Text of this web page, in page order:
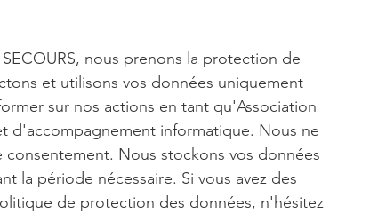
nous prenons la protection de
et utilisons vos données uniquement
sur nos actions en tant qu'Association
d'accompagnement informatique. Nous ne
Nous stockons vos données
la période nécessaire. Si vous avez des
de protection des données, n'hésitez